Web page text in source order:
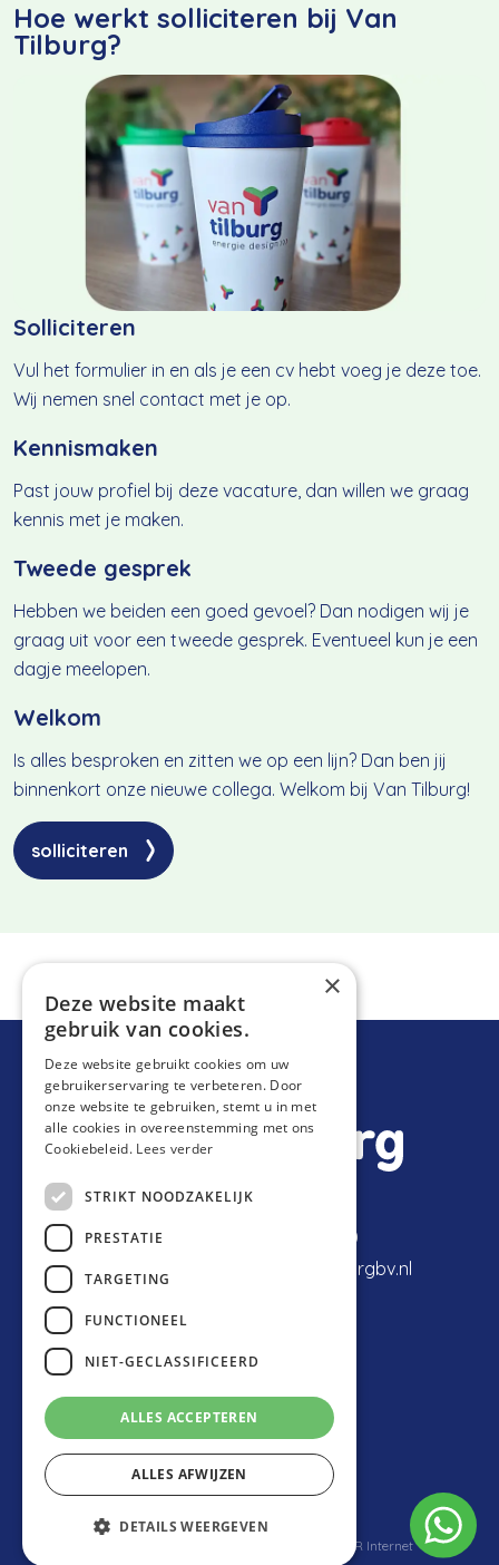
Hoe werkt solliciteren bij Van
Tilburg?
Solliciteren
Vul het formulier in en als je een cv hebt voeg je deze toe.
Wij nemen snel contact met je op.
Kennismaken
Past jouw profiel bij deze vacature, dan willen we graag
kennis met je maken.
Tweede gesprek
Hebben we beiden een goed gevoel? Dan nodigen wij je
graag uit voor een tweede gesprek. Eventueel kun je een
dagje meelopen.
Welkom
Is alles besproken en zitten we op een lijn? Dan ben jij
binnenkort onze nieuwe collega. Welkom bij Van Tilburg!
solliciteren
Expeditiestraat 2
077-398 80 40
5961 PX Horst
info@vantilburgbv.nl
© Van Tilburg Energie Design
LR Internet
×
Deze website maakt
gebruik van cookies.
Deze website gebruikt cookies om uw
gebruikerservaring te verbeteren. Door
onze website te gebruiken, stemt u in met
alle cookies in overeenstemming met ons
Cookiebeleid. Lees verder
STRIKT NOODZAKELIJK
PRESTATIE
TARGETING
FUNCTIONEEL
NIET-GECLASSIFICEERD
ALLES ACCEPTEREN
ALLES AFWIJZEN
DETAILS WEERGEVEN